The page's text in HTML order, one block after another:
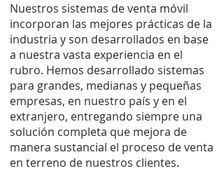
Nuestros sistemas de venta móvil
incorporan las mejores prácticas de la
industria y son desarrollados en base
a nuestra vasta experiencia en el
rubro. Hemos desarrollado sistemas
para grandes, medianas y pequeñas
empresas, en nuestro país y en el
extranjero, entregando siempre una
solución completa que mejora de
manera sustancial el proceso de venta
en terreno de nuestros clientes.